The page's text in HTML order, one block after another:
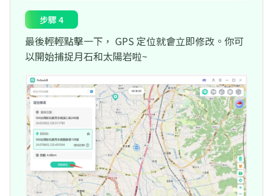
步驟 4
最後輕輕點擊一下， GPS 定位就會立即修改。你可
以開始捕捉月石和太陽岩啦~